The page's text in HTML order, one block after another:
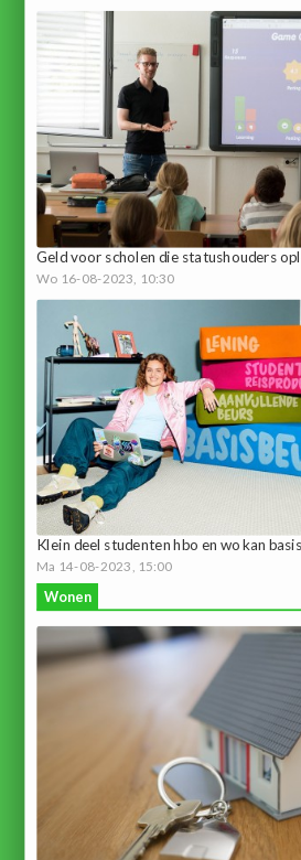
Geld voor scholen die statushouders
Wo 16-08-2023, 10:30
Klein deel studenten hbo en wo kan
Ma 14-08-2023, 15:00
Wonen